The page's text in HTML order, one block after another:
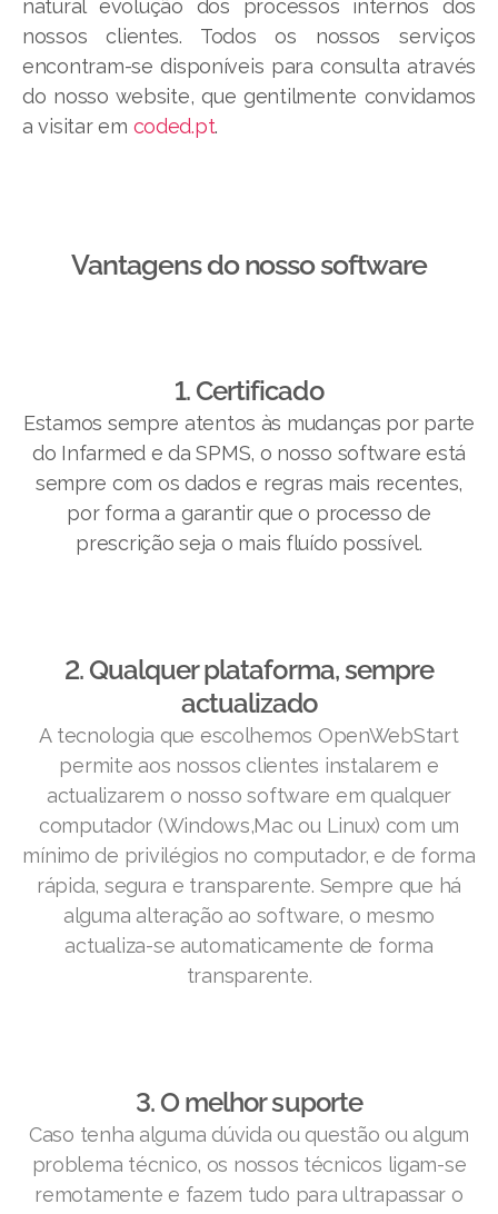
natural evolução dos processos internos dos
nossos clientes. Todos os nossos serviços
encontram-se disponíveis para consulta através
do nosso website, que gentilmente convidamos
a visitar em coded.pt.
Vantagens do nosso software​
1. Certificado
Estamos sempre atentos às mudanças por parte
do Infarmed e da SPMS, o nosso software está
sempre com os dados e regras mais recentes,
por forma a garantir que o processo de
prescrição seja o mais fluído possível.
2. Qualquer plataforma, sempre
actualizado
A tecnologia que escolhemos OpenWebStart
permite aos nossos clientes instalarem e
actualizarem o nosso software em qualquer
computador (Windows,Mac ou Linux) com um
mínimo de privilégios no computador, e de forma
rápida, segura e transparente. Sempre que há
alguma alteração ao software, o mesmo
actualiza-se automaticamente de forma
transparente.
3. O melhor suporte
Caso tenha alguma dúvida ou questão ou algum
problema técnico, os nossos técnicos ligam-se
remotamente e fazem tudo para ultrapassar o